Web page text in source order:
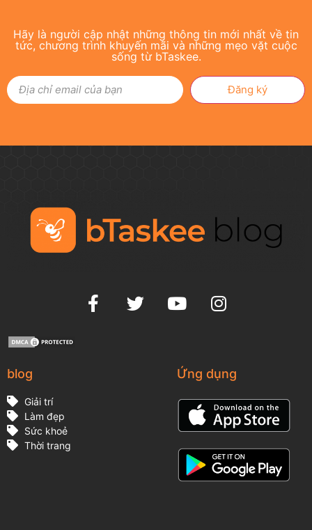
Hãy là người cập nhật những thông tin mới nhất về tin
tức, chương trình khuyến mãi và những mẹo vặt cuộc
sống từ bTaskee.
Đăng ký
blog
Giải trí
Làm đẹp
Sức khoẻ
Thời trang
Ứng dụng